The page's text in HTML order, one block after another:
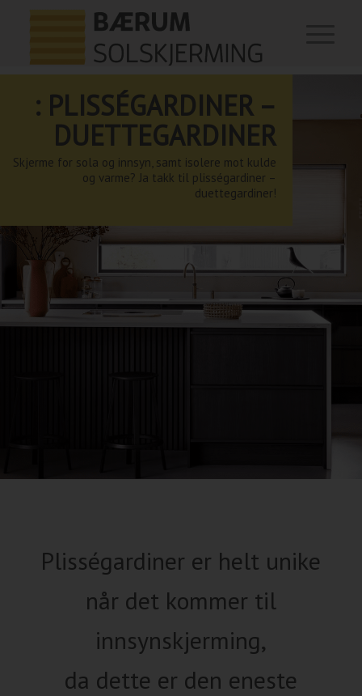
: PLISSÉGARDINER –
DUETTEGARDINER
Skjerme for sola og innsyn, samt isolere mot kulde
og varme? Ja takk til plisségardiner –
duettegardiner!
Plisségardiner er helt unike
når det kommer til
innsynskjerming,
da dette er den eneste